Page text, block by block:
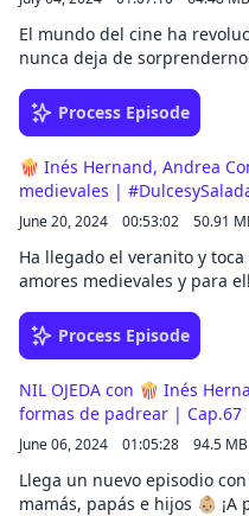
El mundo del cine ha
nunca deja de
Process Episode
🍿 Inés Hernand, Andrea
medievales |
June 20, 2024 00:53:02 50.91
Ha llegado el veranito y
amores medievales y para
Process Episode
NIL OJEDA con 🍿 Inés
formas de padrear | Cap.67
June 06, 2024 01:05:28 94.5 MB
Llega un nuevo episodio
mamás, papás e hijos 👶🏼